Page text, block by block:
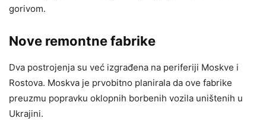
gorivom.
Nove remontne fabrike
Dva postrojenja su već izgrađena na periferiji Moskve i
Rostova. Moskva je prvobitno planirala da ove fabrike
preuzmu popravku oklopnih borbenih vozila uništenih u
Ukrajini.